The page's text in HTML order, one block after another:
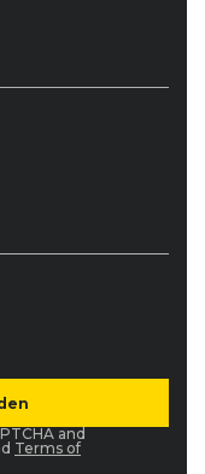
and
Terms of